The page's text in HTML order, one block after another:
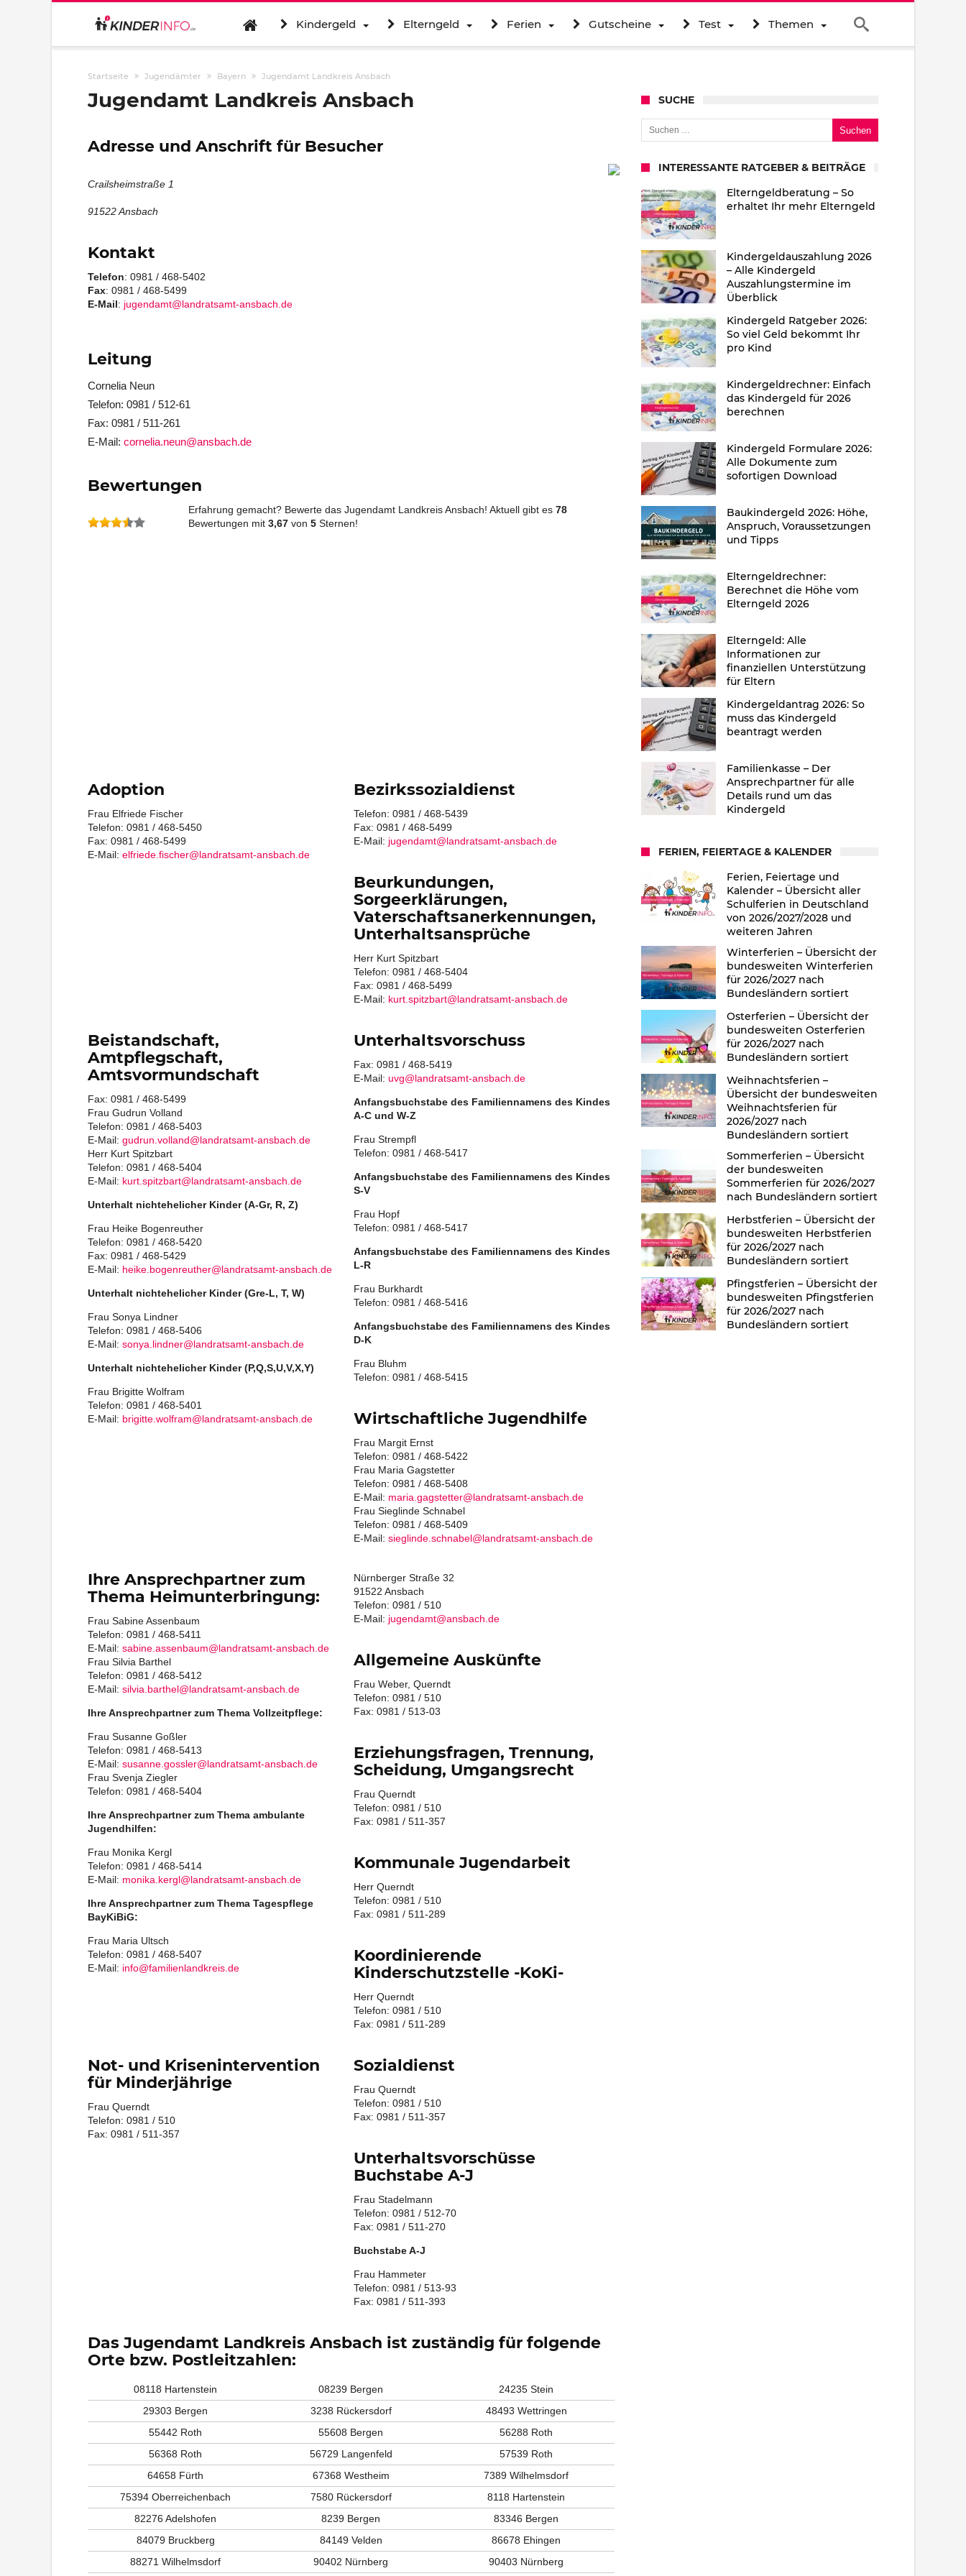
Kindergeld Elterngeld Ferien Gutscheine Test Themen
Startseite Jugendämter Bayern Jugendamt Landkreis Ansbach
Jugendamt Landkreis Ansbach
Adresse und Anschrift für Besucher
Crailsheimstraße 1
91522 Ansbach
Kontakt
Telefon: 0981 / 468-5402
Fax: 0981 / 468-5499
E-Mail: jugendamt@landratsamt-ansbach.de
Leitung
Cornelia Neun
Telefon: 0981 / 512-61
Fax: 0981 / 511-261
E-Mail: cornelia.neun@ansbach.de
Bewertungen
Erfahrung gemacht? Bewerte das Jugendamt Landkreis Ansbach! Aktuell gibt es 78
Bewertungen mit 3,67 von 5 Sternen!
Adoption
Frau Elfriede Fischer
Telefon: 0981 / 468-5450
Fax: 0981 / 468-5499
E-Mail: elfriede.fischer@landratsamt-ansbach.de
Bezirkssozialdienst
Telefon: 0981 / 468-5439
Fax: 0981 / 468-5499
E-Mail: jugendamt@landratsamt-ansbach.de
Beurkundungen,
Sorgeerklärungen,
Vaterschaftsanerkennungen,
Unterhaltsansprüche
Herr Kurt Spitzbart
Telefon: 0981 / 468-5404
Fax: 0981 / 468-5499
E-Mail: kurt.spitzbart@landratsamt-ansbach.de
Beistandschaft,
Amtpflegschaft,
Amtsvormundschaft
Fax: 0981 / 468-5499
Frau Gudrun Volland
Telefon: 0981 / 468-5403
E-Mail: gudrun.volland@landratsamt-ansbach.de
Herr Kurt Spitzbart
Telefon: 0981 / 468-5404
E-Mail: kurt.spitzbart@landratsamt-ansbach.de
Unterhalt nichtehelicher Kinder (A-Gr, R, Z)
Frau Heike Bogenreuther
Telefon: 0981 / 468-5420
Fax: 0981 / 468-5429
E-Mail: heike.bogenreuther@landratsamt-ansbach.de
Unterhalt nichtehelicher Kinder (Gre-L, T, W)
Frau Sonya Lindner
Telefon: 0981 / 468-5406
E-Mail: sonya.lindner@landratsamt-ansbach.de
Unterhalt nichtehelicher Kinder (P,Q,S,U,V,X,Y)
Frau Brigitte Wolfram
Telefon: 0981 / 468-5401
E-Mail: brigitte.wolfram@landratsamt-ansbach.de
Unterhaltsvorschuss
Fax: 0981 / 468-5419
E-Mail: uvg@landratsamt-ansbach.de
Anfangsbuchstabe des Familiennamens des Kindes
A-C und W-Z
Frau Strempfl
Telefon: 0981 / 468-5417
Anfangsbuchstabe des Familiennamens des Kindes
S-V
Frau Hopf
Telefon: 0981 / 468-5417
Anfangsbuchstabe des Familiennamens des Kindes
L-R
Frau Burkhardt
Telefon: 0981 / 468-5416
Anfangsbuchstabe des Familiennamens des Kindes
D-K
Frau Bluhm
Telefon: 0981 / 468-5415
Wirtschaftliche Jugendhilfe
Frau Margit Ernst
Telefon: 0981 / 468-5422
Frau Maria Gagstetter
Telefon: 0981 / 468-5408
E-Mail: maria.gagstetter@landratsamt-ansbach.de
Frau Sieglinde Schnabel
Telefon: 0981 / 468-5409
E-Mail: sieglinde.schnabel@landratsamt-ansbach.de
Ihre Ansprechpartner zum
Thema Heimunterbringung:
Frau Sabine Assenbaum
Telefon: 0981 / 468-5411
E-Mail: sabine.assenbaum@landratsamt-ansbach.de
Frau Silvia Barthel
Telefon: 0981 / 468-5412
E-Mail: silvia.barthel@landratsamt-ansbach.de
Ihre Ansprechpartner zum Thema Vollzeitpflege:
Frau Susanne Goßler
Telefon: 0981 / 468-5413
E-Mail: susanne.gossler@landratsamt-ansbach.de
Frau Svenja Ziegler
Telefon: 0981 / 468-5404
Ihre Ansprechpartner zum Thema ambulante
Jugendhilfen:
Frau Monika Kergl
Telefon: 0981 / 468-5414
E-Mail: monika.kergl@landratsamt-ansbach.de
Ihre Ansprechpartner zum Thema Tagespflege
BayKiBiG:
Frau Maria Ultsch
Telefon: 0981 / 468-5407
E-Mail: info@familienlandkreis.de
Nürnberger Straße 32
91522 Ansbach
Telefon: 0981 / 510
E-Mail: jugendamt@ansbach.de
Allgemeine Auskünfte
Frau Weber, Querndt
Telefon: 0981 / 510
Fax: 0981 / 513-03
Erziehungsfragen, Trennung,
Scheidung, Umgangsrecht
Frau Querndt
Telefon: 0981 / 510
Fax: 0981 / 511-357
Kommunale Jugendarbeit
Herr Querndt
Telefon: 0981 / 510
Fax: 0981 / 511-289
Koordinierende
Kinderschutzstelle -KoKi-
Herr Querndt
Telefon: 0981 / 510
Fax: 0981 / 511-289
Not- und Krisenintervention
für Minderjährige
Frau Querndt
Telefon: 0981 / 510
Fax: 0981 / 511-357
Sozialdienst
Frau Querndt
Telefon: 0981 / 510
Fax: 0981 / 511-357
Unterhaltsvorschüsse
Buchstabe A-J
Frau Stadelmann
Telefon: 0981 / 512-70
Fax: 0981 / 511-270
Buchstabe A-J
Frau Hammeter
Telefon: 0981 / 513-93
Fax: 0981 / 511-393
Das Jugendamt Landkreis Ansbach ist zuständig für folgende
Orte bzw. Postleitzahlen:
08118 Hartenstein 08239 Bergen
24235 Stein
29303 Bergen
3238 Rückersdorf
48493 Wettringen
55442 Roth
55608 Bergen
56288 Roth
56368 Roth
56729 Langenfeld
57539 Roth
64658 Fürth
67368 Westheim
7389 Wilhelmsdorf
75394 Oberreichenbach
7580 Rückersdorf
8118 Hartenstein
82276 Adelshofen
8239 Bergen
83346 Bergen
84079 Bruckberg
84149 Velden
86678 Ehingen
88271 Wilhelmsdorf
90402 Nürnberg 90403 Nürnberg
SUCHE
Suchen nach:
INTERESSANTE RATGEBER & BEITRÄGE
Elterngeldberatung – So
erhaltet Ihr mehr Elterngeld
Kindergeldauszahlung 2026
– Alle Kindergeld
Auszahlungstermine im
Überblick
Kindergeld Ratgeber 2026:
So viel Geld bekommt Ihr
pro Kind
Kindergeldrechner: Einfach
das Kindergeld für 2026
berechnen
Kindergeld Formulare 2026:
Alle Dokumente zum
sofortigen Download
Baukindergeld 2026: Höhe,
Anspruch, Voraussetzungen
und Tipps
Elterngeldrechner:
Berechnet die Höhe vom
Elterngeld 2026
Elterngeld: Alle
Informationen zur
finanziellen Unterstützung
für Eltern
Kindergeldantrag 2026: So
muss das Kindergeld
beantragt werden
Familienkasse – Der
Ansprechpartner für alle
Details rund um das
Kindergeld
FERIEN, FEIERTAGE & KALENDER
Ferien, Feiertage und
Kalender – Übersicht aller
Schulferien in Deutschland
von 2026/2027/2028 und
weiteren Jahren
Winterferien – Übersicht der
bundesweiten Winterferien
für 2026/2027 nach
Bundesländern sortiert
Osterferien – Übersicht der
bundesweiten Osterferien
für 2026/2027 nach
Bundesländern sortiert
Weihnachtsferien –
Übersicht der bundesweiten
Weihnachtsferien für
2026/2027 nach
Bundesländern sortiert
Sommerferien – Übersicht
der bundesweiten
Sommerferien für 2026/2027
nach Bundesländern sortiert
Herbstferien – Übersicht der
bundesweiten Herbstferien
für 2026/2027 nach
Bundesländern sortiert
Pfingstferien – Übersicht der
bundesweiten Pfingstferien
für 2026/2027 nach
Bundesländern sortiert